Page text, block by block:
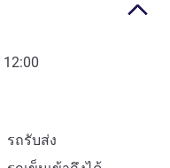
12:00
รถรับส่ง